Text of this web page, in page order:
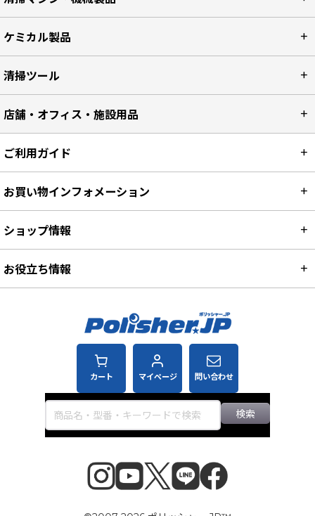
ケミカル製品
清掃ツール
店舗・オフィス・施設用品
カート マイページ 問い合わせ
検索
ご利用ガイド
お買い物インフォメーション
ショップ情報
お役立ち情報